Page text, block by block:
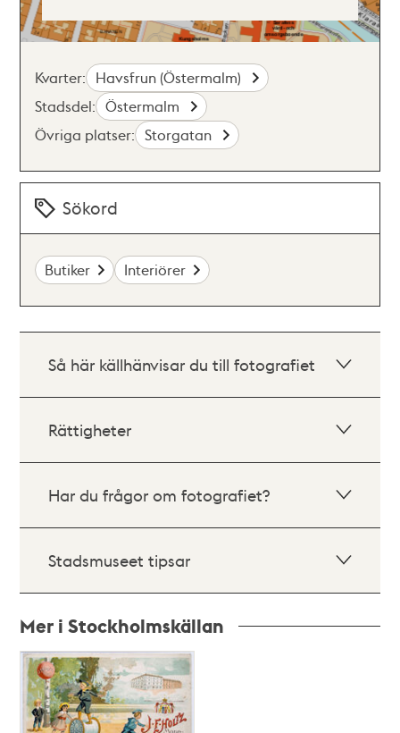
Kvarter: Havsfrun (Östermalm)
Stadsdel: Östermalm
Övriga platser: Storgatan
Sökord
Butiker Interiörer
Så här källhänvisar du till fotografiet
Rättigheter
Har du frågor om fotografiet?
Stadsmuseet tipsar
Mer i Stockholmskällan
Relaterade
poster
och
teman